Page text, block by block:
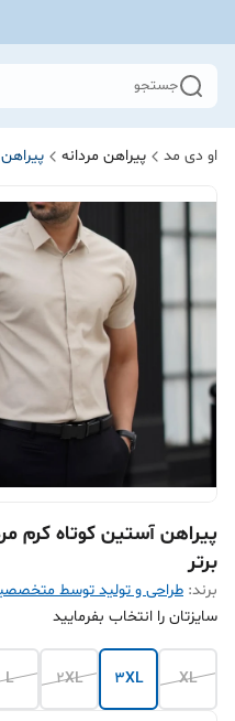
جستجو
او دی مد پیراهن مردانه
پیراهن آستین کوتاه کرم
برتر
برند: طراحی و تولید توسط
سایزتان را انتخاب بفرمایید
XL
3XL
2XL
L